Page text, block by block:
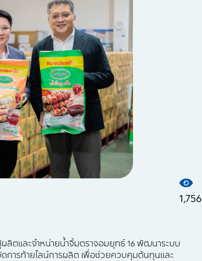
1,756
ลิตและจำหน่ายน้ำจิ้มตราจอมยุทธ์ 16 พัฒนาระบบ
การท้ายไลน์การผลิต เพื่อช่วยควบคุมต้นทุนและ